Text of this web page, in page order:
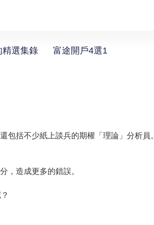
精選集錄
富途開戶4選1
括不少紙上談兵的期權「理論」分析員。
，造成更多的錯誤。